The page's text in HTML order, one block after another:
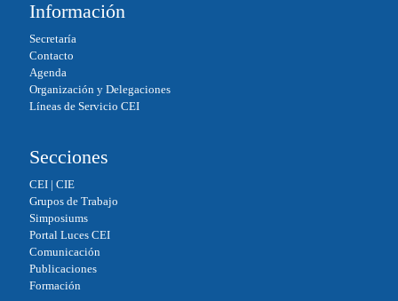
Información
Secretaría
Contacto
Agenda
Organización y Delegaciones
Líneas de Servicio CEI
Secciones
CEI| CIE
Grupos de Trabajo
Simposiums
Portal Luces CEI
Comunicación
Publicaciones
Formación